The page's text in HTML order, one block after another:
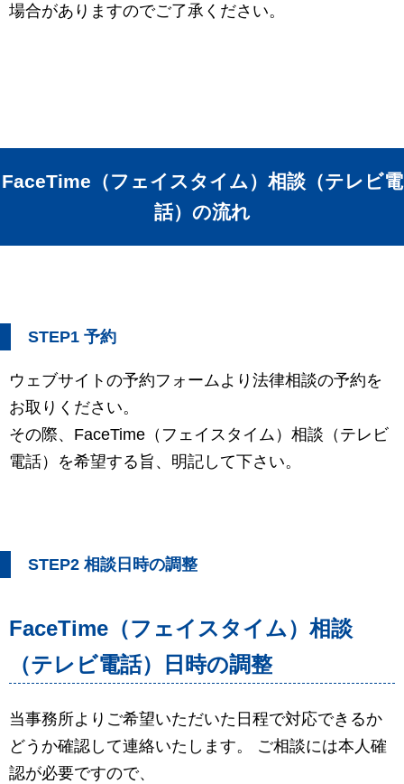
場合がありますのでご了承ください。
FaceTime（フェイスタイム）相談（テレビ電
話）の流れ
STEP1 予約
ウェブサイトの予約フォームより法律相談の予約を
お取りください。
その際、FaceTime（フェイスタイム）相談（テレビ
電話）を希望する旨、明記して下さい。
STEP2 相談日時の調整
FaceTime（フェイスタイム）相談
（テレビ電話）日時の調整
当事務所よりご希望いただいた日程で対応できるか
どうか確認して連絡いたします。 ご相談には本人確
認が必要ですので、